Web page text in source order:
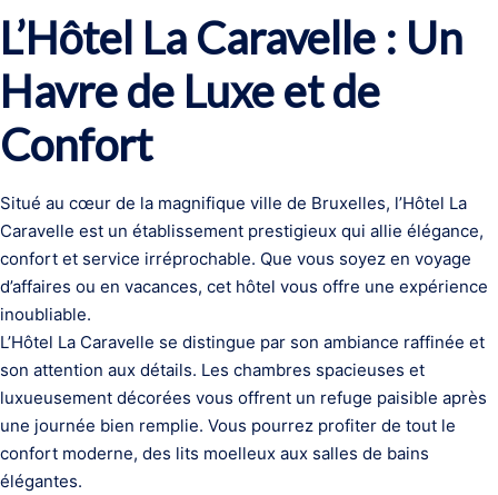
L’Hôtel La Caravelle : Un
Havre de Luxe et de
Confort
Situé au cœur de la magnifique ville de Bruxelles, l’Hôtel La
Caravelle est un établissement prestigieux qui allie élégance,
confort et service irréprochable. Que vous soyez en voyage
d’affaires ou en vacances, cet hôtel vous offre une expérience
inoubliable.
L’Hôtel La Caravelle se distingue par son ambiance raffinée et
son attention aux détails. Les chambres spacieuses et
luxueusement décorées vous offrent un refuge paisible après
une journée bien remplie. Vous pourrez profiter de tout le
confort moderne, des lits moelleux aux salles de bains
élégantes.